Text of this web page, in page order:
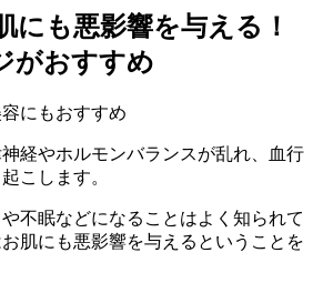
にも悪影響を与える！
がおすすめ
経やホルモンバランスが乱れ、血行
こします。
不眠などになることはよく知られて
肌にも悪影響を与えるということを